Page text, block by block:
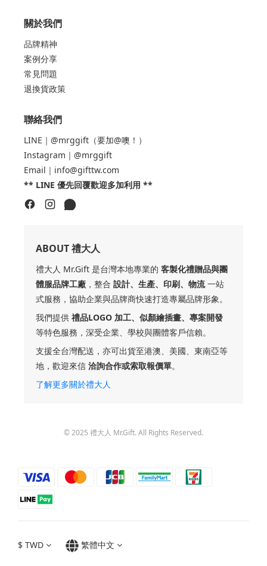
關於我們
品牌精神
案例分享
常見問題
退換貨政策
聯絡我們
LINE｜@mrggift（要加@噢！）
Instagram｜@mrggift
Email｜info@gifttw.com
** LINE 優先回覆歡迎多加利用 **
ABOUT 禮大人
禮大人 Mr.Gift 是台灣本地專業的 客製化禮贈品與團
體服品牌工廠 ，整合 設計、生產、印刷、物流一站
式服務，協助企業與品牌商快速打造專屬品牌形象。
我們提供 禮品LOGO 加工、似顏繪插畫、專案開發
等特色服務，深受企業、學校與團體客戶信賴。
支援全台灣配送，亦可出貨至港澳、美國、東南亞等
地，歡迎來信 洽詢合作或索取報價單。
了解更多關於禮大人
© 2025 禮大人 Mr.Gift. All Rights Reserved.
$ TWD 繁體中文